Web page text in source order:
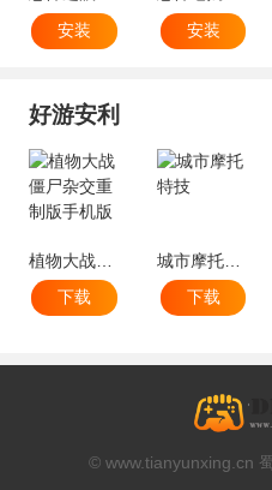
安装
安装
好游安利
植物大战僵尸杂交重制版手机版
下载
下载
© www.tianyunxing.cn